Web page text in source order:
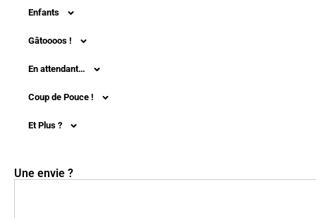
Enfants
Gâtoooos !
En attendant…
Coup de Pouce !
Et Plus ?
Une envie ?